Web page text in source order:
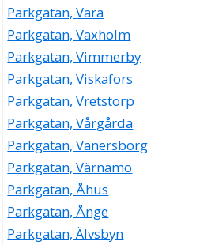
Parkgatan, Vara
Parkgatan, Vaxholm
Parkgatan, Vimmerby
Parkgatan, Viskafors
Parkgatan, Vretstorp
Parkgatan, Vårgårda
Parkgatan, Vänersborg
Parkgatan, Värnamo
Parkgatan, Åhus
Parkgatan, Ånge
Parkgatan, Älvsbyn